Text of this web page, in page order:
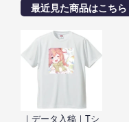
最近見た商品はこちら
｜データ入稿｜Tシ